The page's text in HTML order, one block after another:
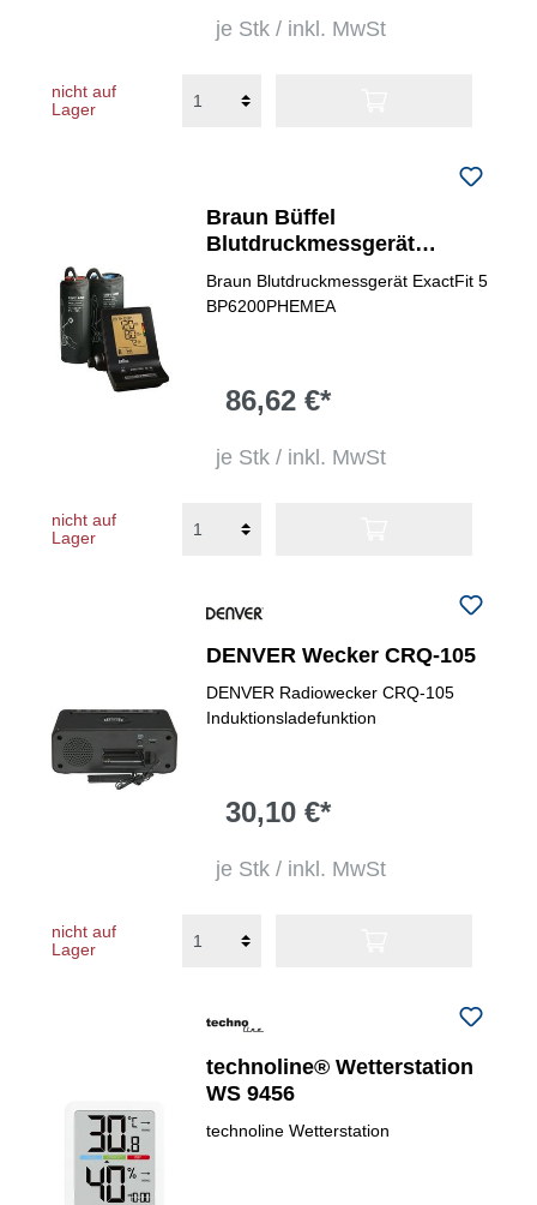
je Stk / inkl. MwSt
nicht auf
Lager
Braun Büffel
Blutdruckmessgerät
ExactFit&trade; 5
Braun Blutdruckmessgerät ExactFit 5
BP6200PHEMEA
86,62 €*
je Stk / inkl. MwSt
nicht auf
Lager
DENVER Wecker CRQ-105
DENVER Radiowecker CRQ-105
Induktionsladefunktion
30,10 €*
je Stk / inkl. MwSt
nicht auf
Lager
technoline® Wetterstation
WS 9456
technoline Wetterstation